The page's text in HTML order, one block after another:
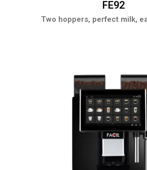
FE92
Two hoppers, perfect milk,